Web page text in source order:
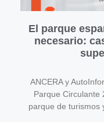
El parque
necesario:
ANCERA y
Parque Circulante
parque de turismos